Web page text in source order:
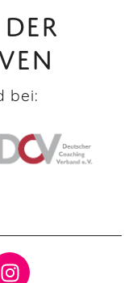
bei: